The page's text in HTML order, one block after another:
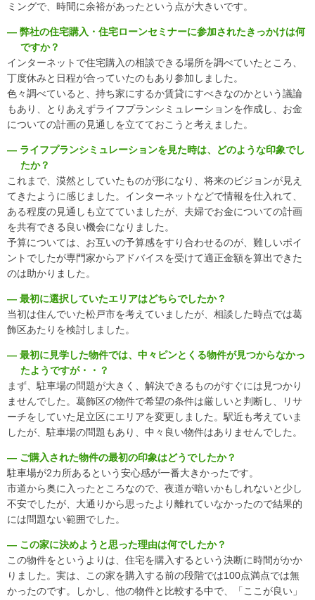
ミングで、時間に余裕があったという点が大きいです。
― 弊社の住宅購入・住宅ローンセミナーに参加されたきっかけは何
ですか？
インターネットで住宅購入の相談できる場所を調べていたところ、
丁度休みと日程が合っていたのもあり参加しました。
色々調べていると、持ち家にするか賃貸にすべきなのかという議論
もあり、とりあえずライフプランシミュレーションを作成し、お金
についての計画の見通しを立てておこうと考えました。
― ライフプランシミュレーションを見た時は、どのような印象でし
たか？
これまで、漠然としていたものが形になり、将来のビジョンが見え
てきたように感じました。インターネットなどで情報を仕入れて、
ある程度の見通しも立てていましたが、夫婦でお金についての計画
を共有できる良い機会になりました。
予算については、お互いの予算感をすり合わせるのが、難しいポイ
ントでしたが専門家からアドバイスを受けて適正金額を算出できた
のは助かりました。
― 最初に選択していたエリアはどちらでしたか？
当初は住んでいた松戸市を考えていましたが、相談した時点では葛
飾区あたりを検討しました。
― 最初に見学した物件では、中々ピンとくる物件が見つからなかっ
たようですが・・？
まず、駐車場の問題が大きく、解決できるものがすぐには見つかり
ませんでした。葛飾区の物件で希望の条件は厳しいと判断し、リサ
ーチをしていた足立区にエリアを変更しました。駅近も考えていま
したが、駐車場の問題もあり、中々良い物件はありませんでした。
― ご購入された物件の最初の印象はどうでしたか？
駐車場が2カ所あるという安心感が一番大きかったです。
市道から奥に入ったところなので、夜道が暗いかもしれないと少し
不安でしたが、大通りから思ったより離れていなかったので結果的
には問題ない範囲でした。
― この家に決めようと思った理由は何でしたか？
この物件をというよりは、住宅を購入するという決断に時間がかか
りました。実は、この家を購入する前の段階では100点満点では無
かったのです。しかし、他の物件と比較する中で、「ここが良い」